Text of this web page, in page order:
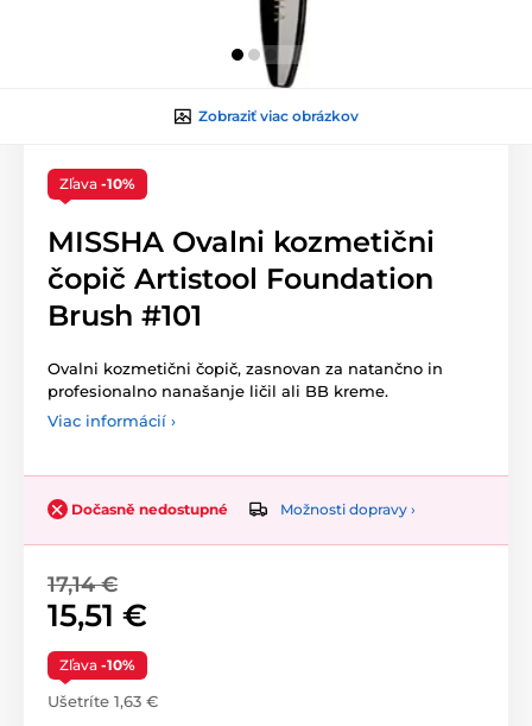
Zobraziť viac obrázkov
Zľava -10%
MISSHA Ovalni kozmetični
čopič Artistool Foundation
Brush #101
Ovalni kozmetični čopič, zasnovan za natančno in
profesionalno nanašanje ličil ali BB kreme.
Viac informácií ›
Dočasně nedostupné Možnosti dopravy ›
17,14 €
15,51 €
Zľava -10%
Ušetríte 1,63 €